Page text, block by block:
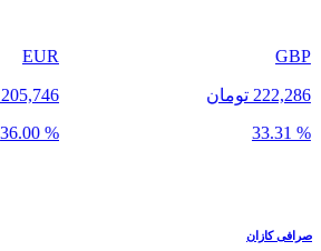
GBP
222,286 تومان
% 33.31
EUR
205,746 تومان
% 36.00
صرافیکازان